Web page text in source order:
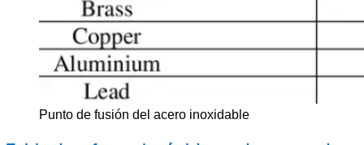
Punto de fusión del acero inoxidable